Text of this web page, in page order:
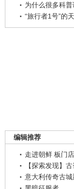
为什么很多科普
“旅行者1号”的
编辑推荐
走进朝鲜 板门
【探索发现】
意大利传奇古